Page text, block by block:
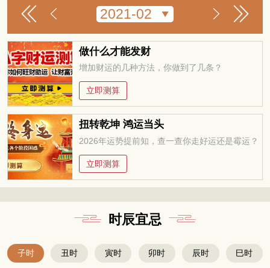
做什么才能发财
增加财运的几种方法，你做到了几条？
立即测算
扭转乾坤 鸿运当头
2026年运势提前知，查一查你走好运还是霉运？
立即测算
时辰宜忌
子时 丑时 寅时 卯时 辰时 巳时